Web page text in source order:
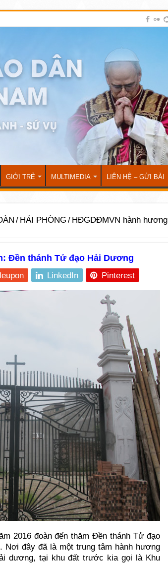
GIỚI TRẺ MULTIMEDIA LIÊN HỆ – GỬI BÀI
/ HẢI PHÒNG / HĐGDĐMVN hành hương
Đền thánh Tử đạo Hải Dương
LinkedIn Pinterest
2016 đoàn đến thăm Đền thánh Tử đạo
Nơi đây đã là một trung tâm hành hương
dương, tại khu đất trước kia gọi là Khu